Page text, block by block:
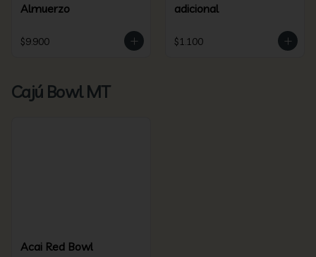
Almuerzo
$9.900
adicional
$1.100
Cajú Bowl MT
Acai Red Bowl